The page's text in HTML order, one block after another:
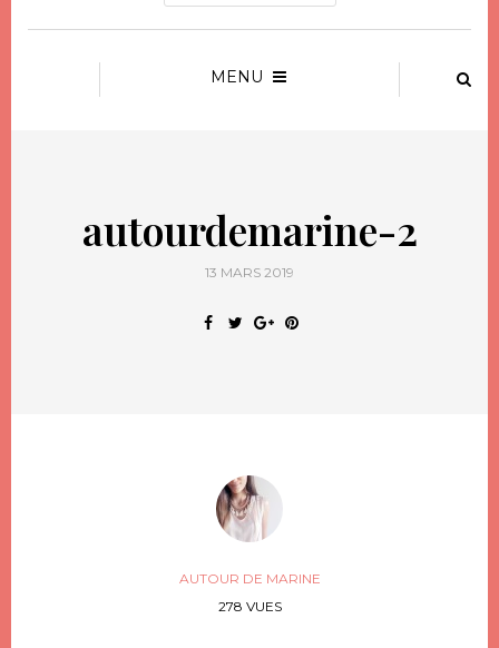
MENU
autourdemarine-2
13 MARS 2019
AUTOUR DE MARINE
278 VUES